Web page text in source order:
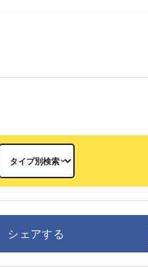
シェアする